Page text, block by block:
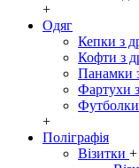
+
Одяг
Кепки з
Кофти з
Панамки
Фартухи
+
Поліграфія
Візитки +